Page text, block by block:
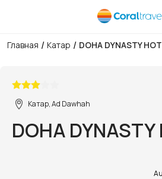
Главная / Катар / DOHA DYNASTY
Катар, Ad Dawhah
DOHA DYNASTY